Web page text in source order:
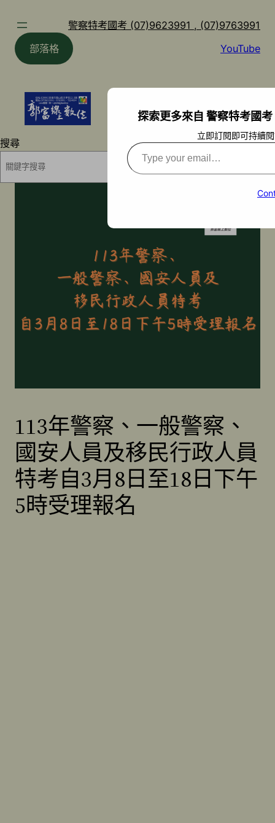
警察特考國考 (07)9623991 , (07)9763991
部落格
YouTube
搜尋
113年警察、一般警察、
國安人員及移民行政人員
特考自3月8日至18日下午
5時受理報名
探索更多來自 警察特考國
立即訂閱即可持續
Type
your